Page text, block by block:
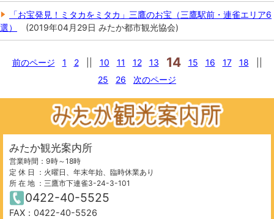
「お宝発見！ミタカをミタカ」三鷹のお宝（三鷹駅前・連雀エリア6
選）
(2019年04月29日 みたか都市観光協会)
前のページ 1 2 10 11 12 13 14 15 16 17 18
25
26 次のページ
みたか観光案内所
営業時間：9時～18時
定 休 日 ：火曜日、年末年始、臨時休業あり
所 在 地 ：三鷹市下連雀3-24-3-101
0422-40-5525
FAX：0422-40-5526